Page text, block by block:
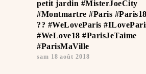
petit jardin #MisterJoeCity
#Montmartre #Paris
?? #WeLoveParis
#WeLove18 #ParisJeTaime ️
#ParisMaVille
sam 18 août 2018